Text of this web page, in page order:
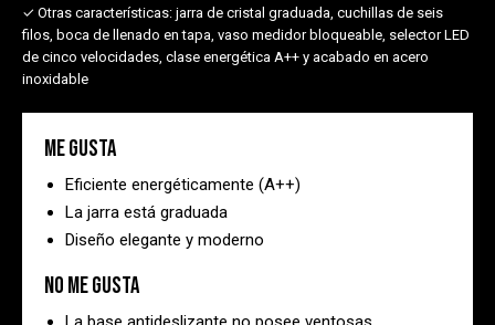
✓ Otras características: jarra de cristal graduada, cuchillas de seis
filos, boca de llenado en tapa, vaso medidor bloqueable, selector LED
de cinco velocidades, clase energética A++ y acabado en acero
inoxidable
Me gusta
Eficiente energéticamente (A++)
La jarra está graduada
Diseño elegante y moderno
No me gusta